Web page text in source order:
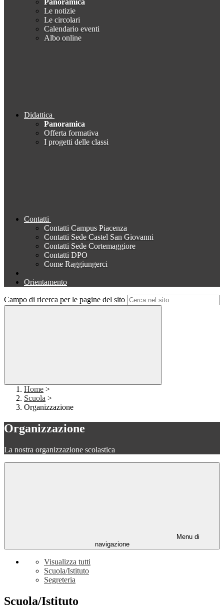
Panoramica
Le notizie
Le circolari
Calendario eventi
Albo online
Didattica
Panoramica
Offerta formativa
I progetti delle classi
Contatti
Contatti Campus Piacenza
Contatti Sede Castel San Giovanni
Contatti Sede Cortemaggiore
Contatti DPO
Come Raggiungerci
Orientamento
Campo di ricerca per le pagine del sito
Home >
Scuola >
Organizzazione
Organizzazione
La nostra organizzazione scolastica
Menu di
navigazione
Visualizza tutti
Scuola/Istituto
Segreteria
Scuola/Istituto